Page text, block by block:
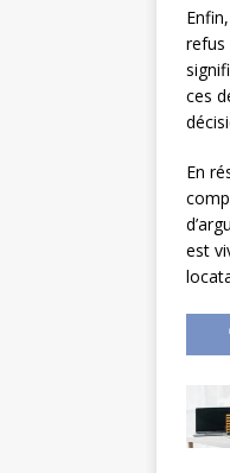
refus
ces
En
est